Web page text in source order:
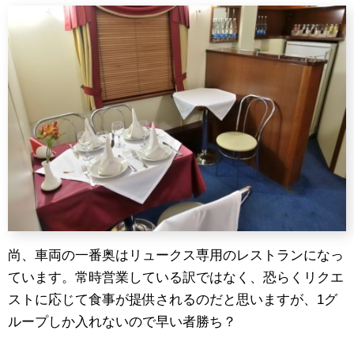
尚、車両の一番奥はリュークス専用のレストランになっ
ています。常時営業している訳ではなく、恐らくリクエ
ストに応じて食事が提供されるのだと思いますが、1グ
ループしか入れないので早い者勝ち？